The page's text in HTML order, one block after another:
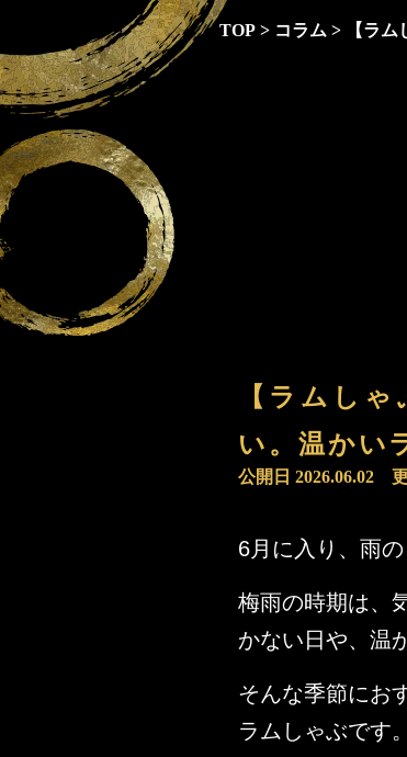
TOP > コラム > 【ラ
【ラムし
い。温かい
公開日 2026.06.02 更
6月に入り、雨
梅雨の時期は、
かない日や、温
そんな季節にお
ラムしゃぶです。